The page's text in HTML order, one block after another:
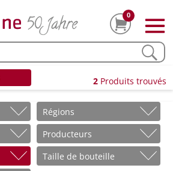
0
2 Produits trouvés
Régions
Producteurs
Taille de bouteille